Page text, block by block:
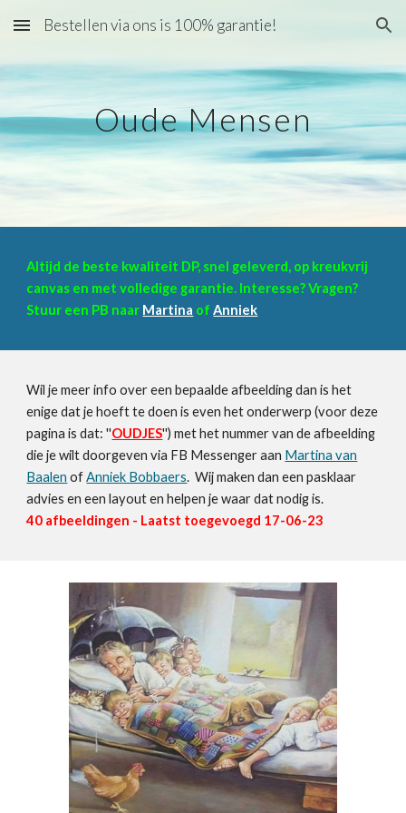
Skip to main content Skip to navigation
Bestellen via ons is 100% garantie!
Oude Mensen
Altijd de beste kwaliteit DP, snel geleverd, op kreukvrij
canvas en met volledige garantie. Interesse? Vragen?
Stuur een PB naar Martina ofAnniek
Wil je meer info over een bepaalde afbeelding dan is het
enige dat je hoeft te doen is even het onderwerp (voor deze
pagina is dat: ''OUDJES'') met het nummer van de afbeelding
die je wilt doorgeven via FB Messenger aan Martina van
Baalen ofAnniek Bobbaers. Wij maken dan een pasklaar
advies en een layout en helpen je waar dat nodig is.
40 afbeeldingen - Laatst toegevoegd 17-06-23